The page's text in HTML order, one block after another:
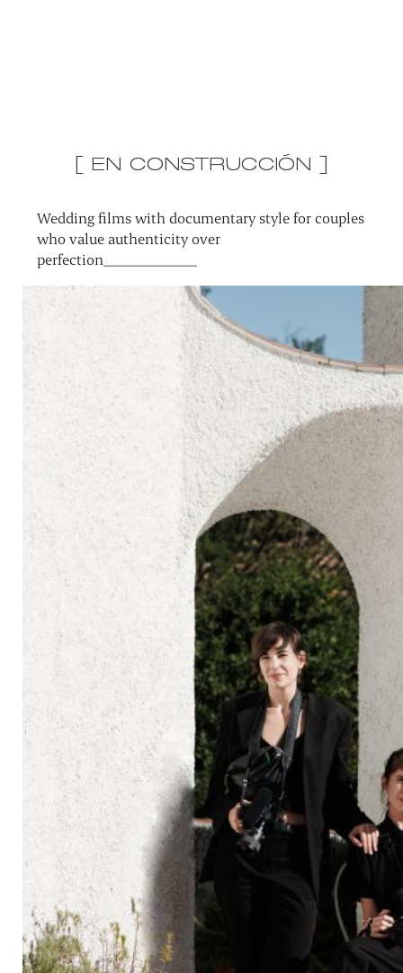
[ EN CONSTRUCCIÓN ]
Wedding films with documentary style for couples
who value authenticity over
perfection_____________